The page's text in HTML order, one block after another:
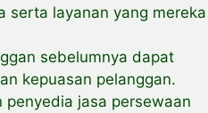
serta layanan yang mereka
sebelumnya dapat
kepuasan pelanggan.
penyedia jasa persewaan